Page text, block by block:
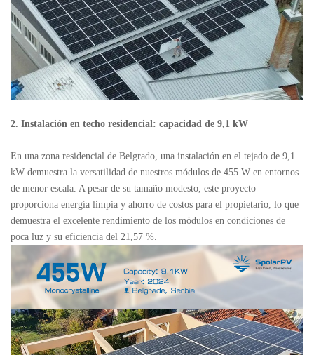
2. Instalación en techo residencial: capacidad de 9,1 kW
En una zona residencial de Belgrado, una instalación en el tejado de 9,1
kW demuestra la versatilidad de nuestros módulos de 455 W en entornos
de menor escala. A pesar de su tamaño modesto, este proyecto
proporciona energía limpia y ahorro de costos para el propietario, lo que
demuestra el excelente rendimiento de los módulos en condiciones de
poca luz y su eficiencia del 21,57 %.